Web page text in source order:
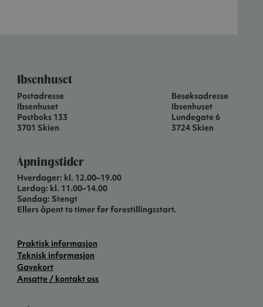
Ibsenhuset
Postadresse
Ibsenhuset
Postboks 133
3701 Skien
Besøksadresse
Ibsenhuset
Lundegate 6
3724 Skien
Åpningstider
Hverdager: kl. 12.00–19.00
Lørdag: kl. 11.00–14.00
Søndag: Stengt
Ellers åpent to timer før forestillingsstart.
Praktisk informasjon
Teknisk informasjon
Gavekort
Ansatte / kontakt oss